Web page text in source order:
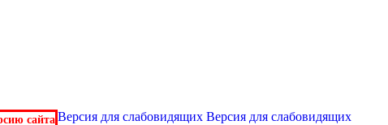
сайта Версия для слабовидящихВерсия для слабовидящих